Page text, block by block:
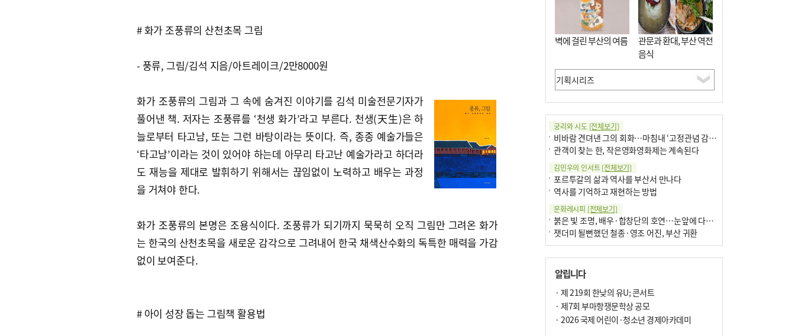
# 화가 조풍류의 산천초목 그림
- 풍류, 그림/김석 지음/아트레이크/2만8000원
화가 조풍류의 그림과 그 속에 숨겨진 이야기를 김석 미술전문기자가
풀어낸 책. 저자는 조풍류를 ‘천생 화가’라고 부른다. 천생(天生)은 하
늘로부터 타고남, 또는 그런 바탕이라는 뜻이다. 즉, 종종 예술가들은
‘타고남’이라는 것이 있어야 하는데 아무리 타고난 예술가라고 하더라
도 재능을 제대로 발휘하기 위해서는 끊임없이 노력하고 배우는 과정
을 거쳐야 한다.
화가 조풍류의 본명은 조용식이다. 조풍류가 되기까지 묵묵히 오직 그림만 그려온 화가
는 한국의 산천초목을 새로운 감각으로 그려내어 한국 채색산수화의 독특한 매력을 가감
없이 보여준다.
# 아이 성장 돕는 그림책 활용법
벽에 걸린 부산의 여름
관문과 환대, 부산 역전
음식
궁리와 시도 [전체보기]
비바람 견뎌낸 그의 회화…마침내 ‘고정관념 감옥’서 해방
관객이 찾는 한, 작은영화영화제는 계속된다
김민우의 인서트[전체보기]
포르투갈의 삶과 역사를 부산서 만나다
역사를 기억하고 재현하는 방법
문화레시피 [전체보기]
붉은 빛 조명, 배우·합창단의 호연…눈앞에 다가온 부산오페라하우스
잿더미 될뻔했던 철종·영조 어진, 부산 귀환
현실의 고통, 은유의 詩로 담다 外
달구비·여우비…다양한 비 이름 外
박현주의 책 이야기[전체보기]
세계유산 ‘한국의 갯벌’ 얼마나 알고 있나요
알립니다
· 제 219회 한낮의 유U; 콘서트
· 제7회 부마항쟁문학상 공모
· 2026 국제 어린이·청소년 경제아카데미